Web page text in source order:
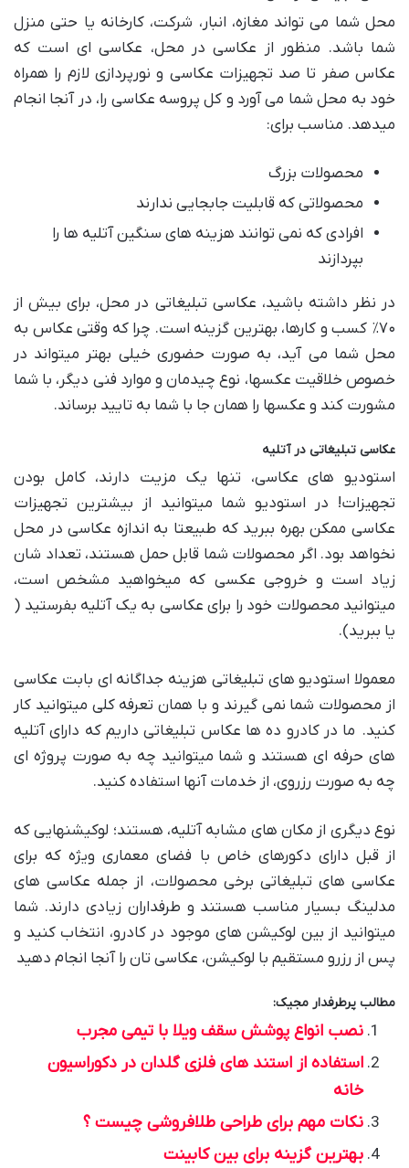
محل شما می تواند مغازه، انبار، شرکت، کارخانه یا حتی منزل
شما باشد. منظور از عکاسی در محل، عکاسی ای است که
عکاس صفر تا صد تجهیزات عکاسی و نورپردازی لازم را همراه
خود به محل شما می آورد و کل پروسه عکاسی را، در آنجا انجام
میدهد. مناسب برای:
محصولات بزرگ
محصولاتی که قابلیت جابجایی ندارند
افرادی که نمی توانند هزینه های سنگین آتلیه ها را
بپردازند
در نظر داشته باشید، عکاسی تبلیغاتی در محل، برای بیش از
۷۰٪ کسب و کارها، بهترین گزینه است. چرا که وقتی عکاس به
محل شما می آید، به صورت حضوری خیلی بهتر میتواند در
خصوص خلاقیت عکسها، نوع چیدمان و موارد فنی دیگر، با شما
مشورت کند و عکسها را همان جا با شما به تایید برساند.
عکاسی تبلیغاتی در آتلیه
استودیو های عکاسی، تنها یک مزیت دارند، کامل بودن
تجهیزات! در استودیو شما میتوانید از بیشترین تجهیزات
عکاسی ممکن بهره ببرید که طبیعتا به اندازه عکاسی در محل
نخواهد بود. اگر محصولات شما قابل حمل هستند، تعداد شان
زیاد است و خروجی عکسی که میخواهید مشخص است،
میتوانید محصولات خود را برای عکاسی به یک آتلیه بفرستید (
یا ببرید).
معمولا استودیو های تبلیغاتی هزینه جداگانه ای بابت عکاسی
از محصولات شما نمی گیرند و با همان تعرفه کلی میتوانید کار
کنید. ما در کادرو ده ها عکاس تبلیغاتی داریم که دارای آتلیه
های حرفه ای هستند و شما میتوانید چه به صورت پروژه ای
چه به صورت رزروی، از خدمات آنها استفاده کنید.
نوع دیگری از مکان های مشابه آتلیه، هستند؛ لوکیشنهایی که
از قبل دارای دکورهای خاص با فضای معماری ویژه که برای
عکاسی های تبلیغاتی برخی محصولات، از جمله عکاسی های
مدلینگ بسیار مناسب هستند و طرفداران زیادی دارند. شما
میتوانید از بین لوکیشن های موجود در کادرو، انتخاب کنید و
پس از رزرو مستقیم با لوکیشن، عکاسی تان را آنجا انجام دهید
مطالب پرطرفدار مجیک:
نصب انواع پوشش سقف ویلا با تیمی مجرب
استفاده از استند های فلزی گلدان در دکوراسیون
خانه
نکات مهم برای طراحی طلافروشی چیست ؟
بهترین گزینه برای بین کابینت